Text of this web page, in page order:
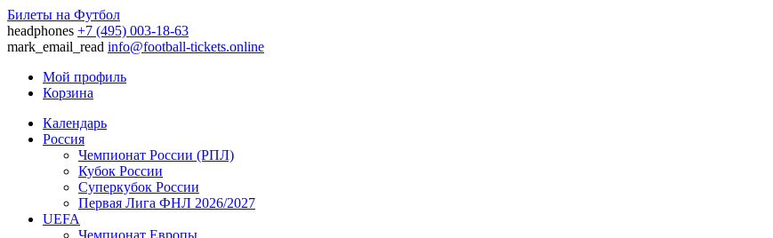
Билеты на Футбол
headphones +7 (495) 003-18-63
mark_email_read info@football-tickets.online
Мой профиль
Корзина
Календарь
Россия
Чемпионат России (РПЛ)
Кубок России
Суперкубок России
Первая Лига ФНЛ 2026/2027
UEFA
Чемпионат Европы